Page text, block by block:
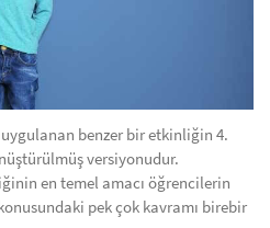
benzer bir etkinliğin 4.
versiyonudur.
en temel amacı öğrencilerin
pek çok kavramı birebir